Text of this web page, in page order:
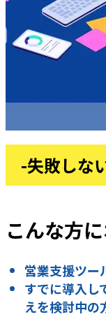
-失敗しな
こんな方
営業支援ツー
すでに導入し
えを検討中の